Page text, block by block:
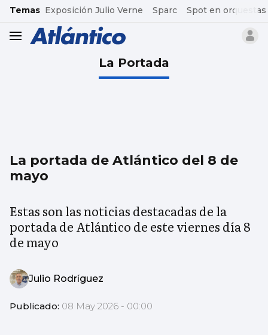
common.go-to-content
Temas Exposición Julio Verne Sparc Spot en orquestas
header.menu.open
La Portada
La portada de Atlántico del 8 de
mayo
Estas son las noticias destacadas de la
portada de Atlántico de este viernes día 8
de mayo
Julio Rodríguez
Publicado: 08 May 2026 - 00:00